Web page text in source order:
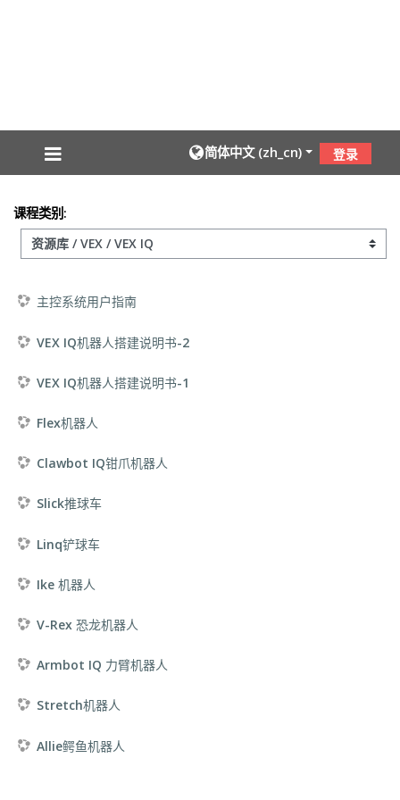
简体中文 ‎(zh_cn)‎ 登录
课程类别:
主控系统用户指南
VEX IQ机器人搭建说明书-2
VEX IQ机器人搭建说明书-1
Flex机器人
Clawbot IQ钳爪机器人
Slick推球车
Linq铲球车
Ike 机器人
V-Rex 恐龙机器人
Armbot IQ 力臂机器人
Stretch机器人
Allie鳄鱼机器人